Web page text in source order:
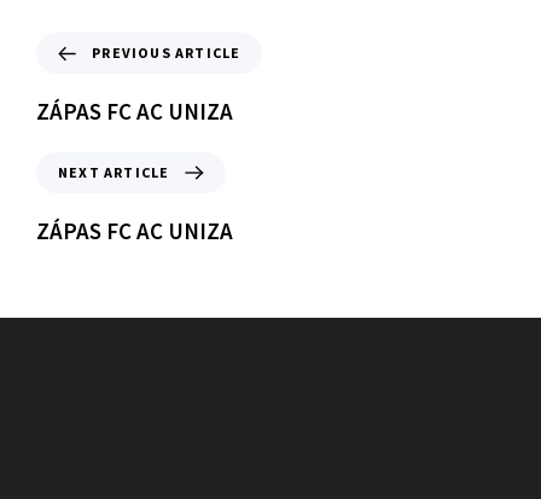
PREVIOUS ARTICLE
ZÁPAS FC AC UNIZA
NEXT ARTICLE
ZÁPAS FC AC UNIZA